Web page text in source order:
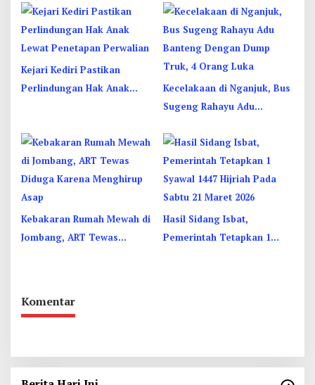
Suguh, Lungguh
Disorot
Kejari Kediri Pastikan
Perlindungan Hak Anak
Kecelakaan di Nganjuk, Bus
Sugeng Rahayu Adu
Truk, 4 Orang Luka
Kebakaran Rumah Mewah di
Jombang, ART Tewas
Hasil Sidang Isbat,
Pemerintah Tetapkan 1
Komentar